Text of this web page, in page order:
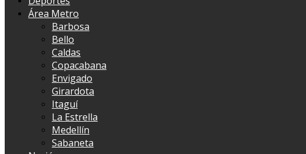
Área Metro
Barbosa
Bello
Caldas
Copacabana
Envigado
Girardota
Itaguí
La Estrella
Medellín
Sabaneta